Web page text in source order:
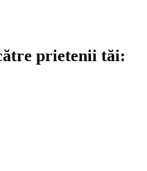
prietenii tăi: